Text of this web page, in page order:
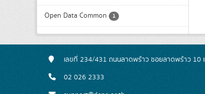
Open Data Common 1
เลขที่ 234/431 ถนนลาดพร้าว ซอยลาดพร้าว
02 026 2333